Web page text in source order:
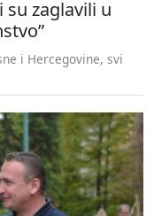
su zaglavili u
i Hercegovine, svi